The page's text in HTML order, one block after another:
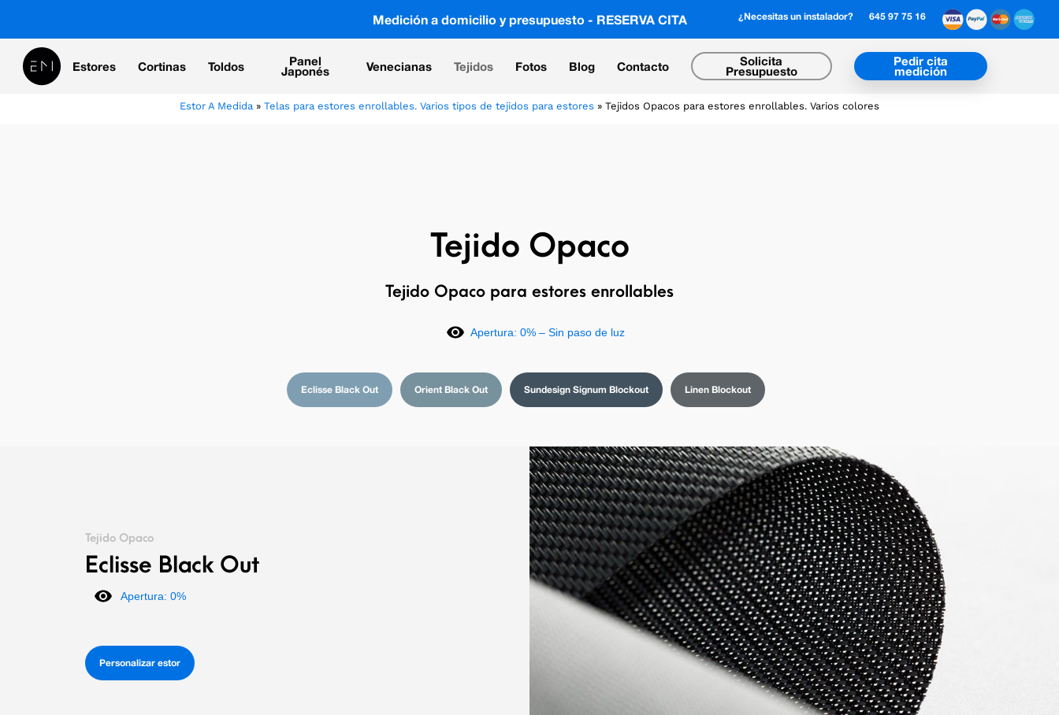
main
content
Medición a domicilio y presupuesto - RESERVA CITA ¿Necesitas un instalador? 645 97 75 16
Estores Cortinas Toldos Panel
Japonés Venecianas Tejidos Fotos Blog Contacto Solicita
Presupuesto
Pedir cita
medición
Estor A Medida » Telas para estores enrollables. Varios tipos de tejidos para estores » Tejidos Opacos para estores enrollables. Varios colores
Tejido Opaco
Tejido Opaco para estores enrollables
Apertura: 0% – Sin paso de luz
Eclisse Black Out Orient Black Out Sundesign Signum Blockout Linen Blockout
Tejido Opaco
Eclisse Black Out
Apertura: 0%
Personalizar estor